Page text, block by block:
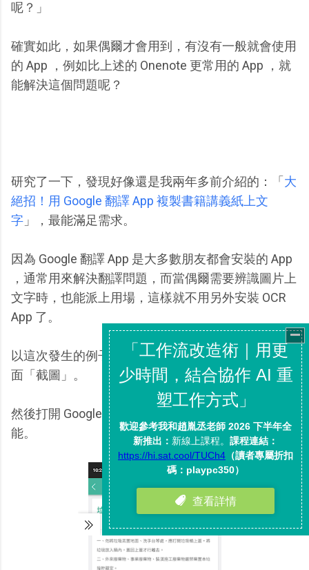
呢？」
確實如此，如果偶爾才會用到，有沒有一般就會使用
的 App ，例如比上述的 Onenote 更常用的 App ，就
能解決這個問題呢？
研究了一下，發現好像還是我兩年多前介紹的：「 大
絕招！用 Google 翻譯 App 複製書籍講義紙上文
字 」，最能滿足需求。
因為 Google 翻譯 App 是大多數朋友都會安裝的 App
，通常用來解決翻譯問題，而當偶爾需要辨識圖片上
文字時，也能派上用場，這樣就不用另外安裝 OCR
App 了。
以這次發生的例子為例，先把不能複製文字的公告畫
面「截圖」。
然後打開 Google 翻譯 App ，開啟［相機］翻譯的功
能。